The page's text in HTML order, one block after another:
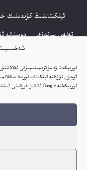
توربېكەت ۋە مۇلازىمىتىمىزنى
توربېكەتتە Google ئانالىز قورالىنى ئىشلىتىشىمىزگە قوشۇلغانلىقىڭىزنى بىلدۈرىدۇ. تەپسىلاتى:
ئېلكىتابنىڭ كۈندىلىك
تەلەي ساندۇقى
دوستانە
كۆپ سورالغان
© 2017-2026 تور بېكەتنىڭ بارلىق ھوقۇقى ئېلكىتاب تورى غا مەنسۇپ.
تور بېكەت ھەققىدە تەكلىپ